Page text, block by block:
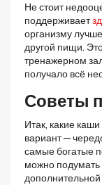
Не стоит
поддерживает
организму
другой пищи.
тренажерном
получало всё
Советы
Итак, какие
вариант —
самые богатые
можно подумать